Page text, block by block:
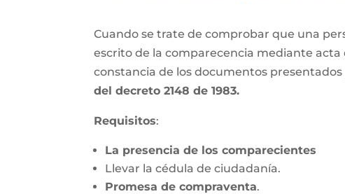
Cuando se trate de comprobar que una
escrito de la comparecencia mediante acta
constancia de los documentos
del decreto 2148 de 1983.
Requisitos:
La presencia de los comparecientes
Llevar la cédula de ciudadanía.
Promesa de compraventa.